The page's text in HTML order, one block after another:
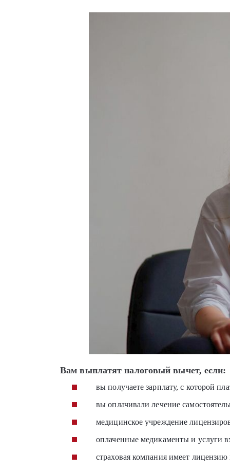
Вам выплатят налоговый вычет, если:
вы получаете зарплату, с которой
вы оплачивали лечение
медицинское учреждение
оплаченные медикаменты и услуги
страховая компания имеет